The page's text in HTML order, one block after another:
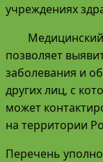
учреждениях
Медицинский
позволяет
заболевания и
других лиц, с
может
на территории
Перечень